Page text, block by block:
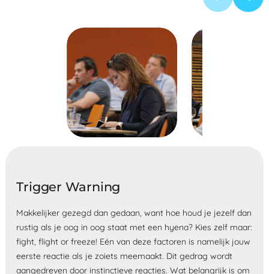
Trigger Warning
Makkelijker gezegd dan gedaan, want hoe houd je jezelf dan
rustig als je oog in oog staat met een hyena? Kies zelf maar:
fight, flight or freeze! Eén van deze factoren is namelijk jouw
eerste reactie als je zoiets meemaakt. Dit gedrag wordt
aangedreven door instinctieve reacties. Wat belangrijk is om